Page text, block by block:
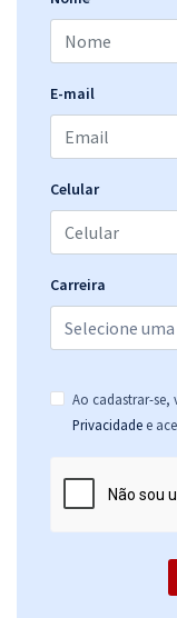
E-mail
Celular
Carreira
Ao cadastrar-
Privacidade e